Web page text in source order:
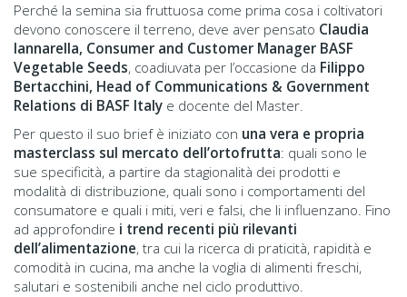
Perché la semina sia fruttuosa come prima cosa i coltivatori
devono conoscere il terreno, deve aver pensato Claudia
Iannarella, Consumer and Customer Manager BASF
Vegetable Seeds, coadiuvata per l’occasione da Filippo
Bertacchini, Head of Communications & Government
Relations di BASF Italy e docente del Master.
Per questo il suo brief è iniziato con una vera e propria
masterclass sul mercato dell’ortofrutta: quali sono le
sue specificità, a partire da stagionalità dei prodotti e
modalità di distribuzione, quali sono i comportamenti del
consumatore e quali i miti, veri e falsi, che li influenzano. Fino
ad approfondire i trend recenti più rilevanti
dell’alimentazione, tra cui la ricerca di praticità, rapidità e
comodità in cucina, ma anche la voglia di alimenti freschi,
salutari e sostenibili anche nel ciclo produttivo.